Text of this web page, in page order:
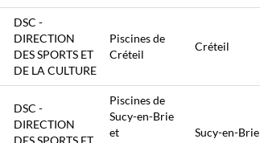
DSC -
DIRECTION
DES SPORTS ET
DE LA CULTURE
Piscines de
Créteil
Créteil
DSC -
DIRECTION
DES SPORTS ET
Piscines de
Sucy-en-Brie
et
Sucy-en-Brie